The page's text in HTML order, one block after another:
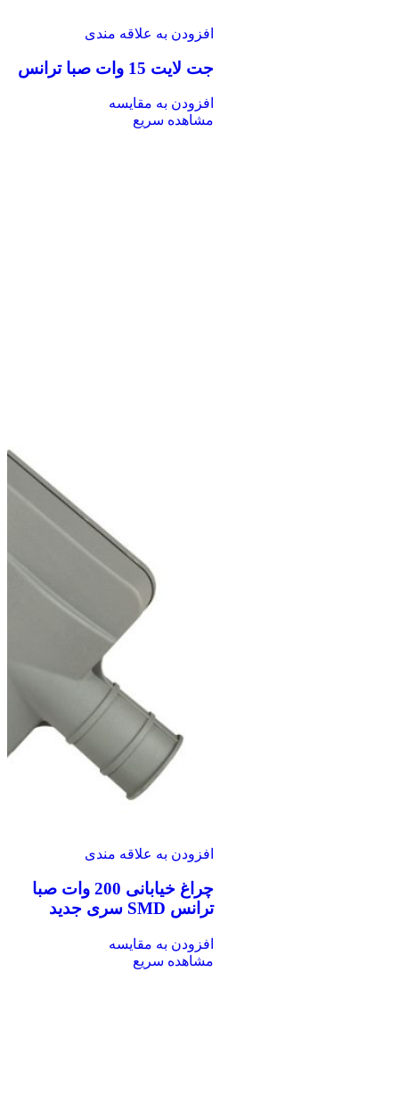
افزودن به علاقه مندی
جت لایت 15 وات صبا ترانس
افزودن به مقایسه
مشاهده سریع
افزودن به علاقه مندی
چراغ خیابانی 200 وات صبا
ترانس SMD سری جدید
افزودن به مقایسه
مشاهده سریع